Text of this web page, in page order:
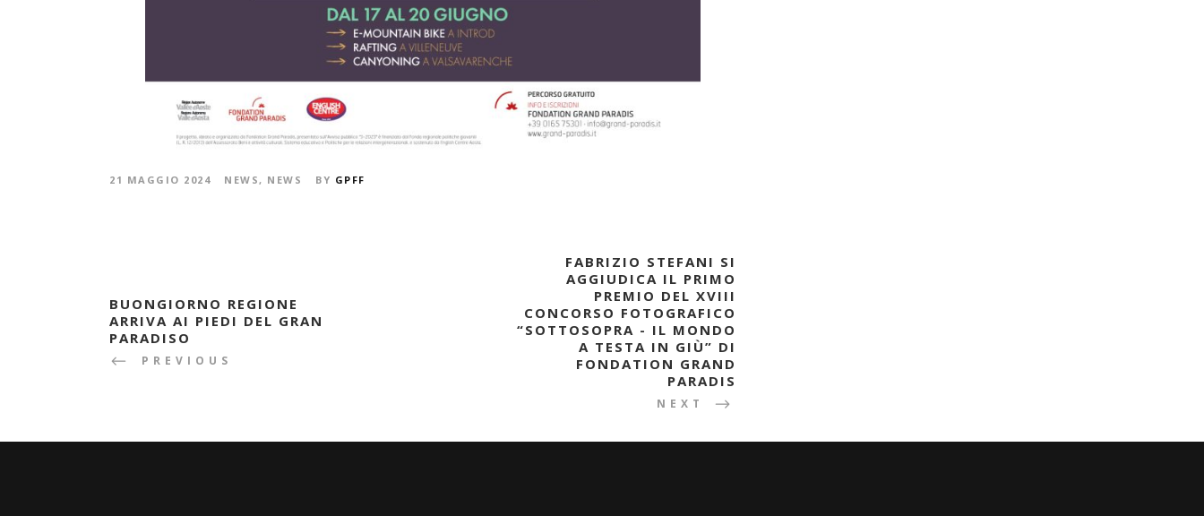
21 MAGGIO 2024 NEWS , NEWS BY GPFF
BUONGIORNO REGIONE
ARRIVA AI PIEDI DEL GRAN
PARADISO
PREVIOUS
FABRIZIO STEFANI SI
AGGIUDICA IL PRIMO
PREMIO DEL XVIII
CONCORSO FOTOGRAFICO
“SOTTOSOPRA - IL MONDO
A TESTA IN GIÙ” DI
FONDATION GRAND
PARADIS
NEXT